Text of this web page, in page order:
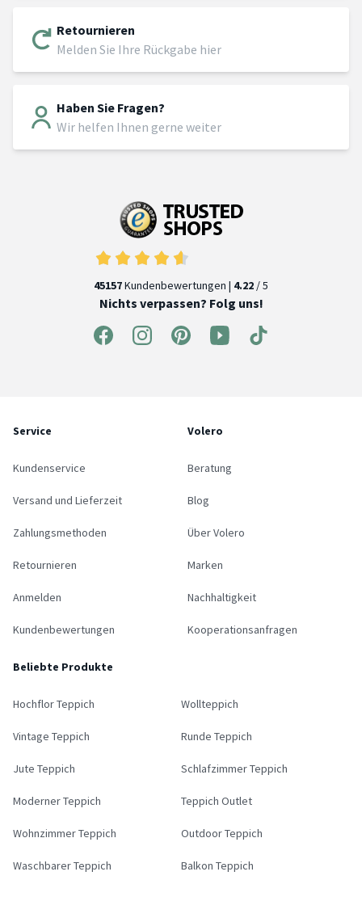
Retournieren
Melden Sie Ihre Rückgabe hier
Haben Sie Fragen?
Wir helfen Ihnen gerne weiter
45157Kundenbewertungen | 4.22 / 5
Nichts verpassen? Folg uns!
Service
Kundenservice
Versand und Lieferzeit
Zahlungsmethoden
Retournieren
Anmelden
Kundenbewertungen
Volero
Beratung
Blog
Über Volero
Marken
Nachhaltigkeit
Kooperationsanfragen
Beliebte Produkte
Hochflor Teppich Wollteppich
Vintage Teppich Runde Teppich
Jute Teppich Schlafzimmer Teppich
Moderner Teppich Teppich Outlet
Wohnzimmer Teppich Outdoor Teppich
Waschbarer Teppich Balkon Teppich